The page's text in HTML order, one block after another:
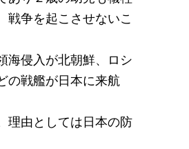
戦争を起こさせないこ
海侵入が北朝鮮、ロシ
の戦艦が日本に来航
理由としては日本の防